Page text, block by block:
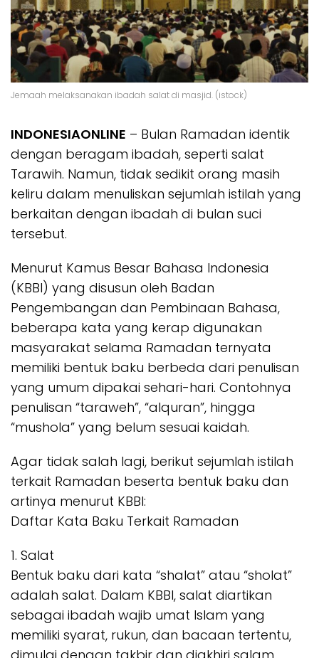
Jemaah melaksanakan ibadah salat di masjid. (istock)
INDONESIAONLINE – Bulan Ramadan identik
dengan beragam ibadah, seperti salat
Tarawih. Namun, tidak sedikit orang masih
keliru dalam menuliskan sejumlah istilah yang
berkaitan dengan ibadah di bulan suci
tersebut.
Menurut Kamus Besar Bahasa Indonesia
(KBBI) yang disusun oleh Badan
Pengembangan dan Pembinaan Bahasa,
beberapa kata yang kerap digunakan
masyarakat selama Ramadan ternyata
memiliki bentuk baku berbeda dari penulisan
yang umum dipakai sehari-hari. Contohnya
penulisan “taraweh”, “alquran”, hingga
“mushola” yang belum sesuai kaidah.
Agar tidak salah lagi, berikut sejumlah istilah
terkait Ramadan beserta bentuk baku dan
artinya menurut KBBI:
Daftar Kata Baku Terkait Ramadan
1. Salat
Bentuk baku dari kata “shalat” atau “sholat”
adalah salat. Dalam KBBI, salat diartikan
sebagai ibadah wajib umat Islam yang
memiliki syarat, rukun, dan bacaan tertentu,